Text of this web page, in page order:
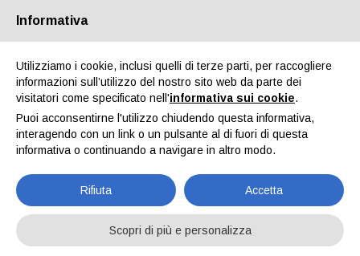
Chi siamo Partners Contatti Area riservata
2023
Home Notizie 2023
Informativa
Utilizziamo i cookie, inclusi quelli di terze parti, per raccogliere
informazioni sull’utilizzo del nostro sito web da parte dei
visitatori come specificato nell'informativa sui cookie.
Puoi acconsentirne l'utilizzo chiudendo questa informativa,
interagendo con un link o un pulsante al di fuori di questa
informativa o continuando a navigare in altro modo.
Rifiuta Accetta
Scopri di più e personalizza